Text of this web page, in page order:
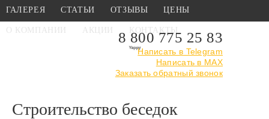
ГАЛЕРЕЯ СТАТЬИ ОТЗЫВЫ ЦЕНЫ
О КОМПАНИИ АКЦИИ КОНТАКТЫ
8 800 775 25 83
Написать в Telegram
Написать в MAX
Заказать обратный звонок
Строительство беседок
Строительство беседок